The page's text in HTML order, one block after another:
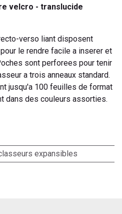
velcro - translucide
verso liant disposent
le rendre facile a inserer et
sont perforees pour tenir
a trois anneaux standard.
jusqu'a 100 feuilles de format
dans des couleurs assorties.
expansibles